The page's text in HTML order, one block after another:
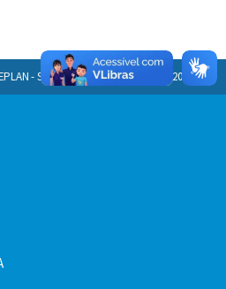
- Secretaria de Planejamento - 2026.